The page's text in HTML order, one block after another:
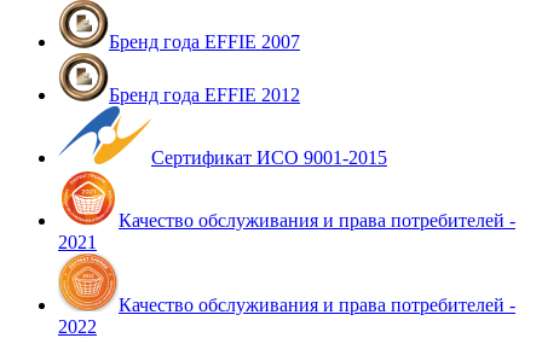
Бренд года EFFIE 2007
Бренд года EFFIE 2012
Сертификат ИСО 9001-2015
Качество обслуживания и права потребителей -
2021
Качество обслуживания и права потребителей -
2022